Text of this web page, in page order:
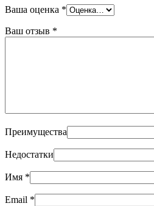
Ваша оценка *
Ваш отзыв *
Преимущества
Недостатки
Имя *
Email *